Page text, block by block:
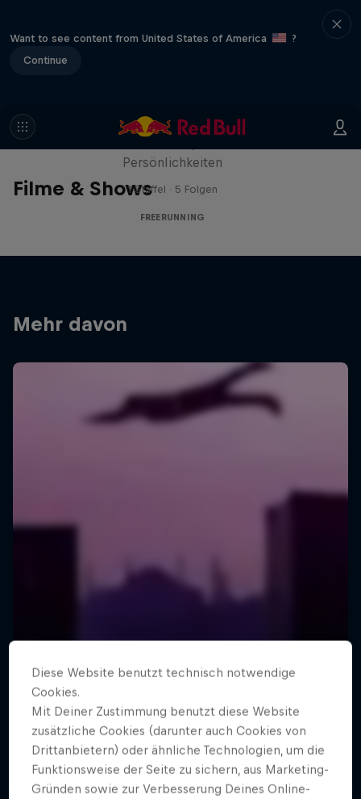
Want to see content from United States of America
?
Continue
Filme & Shows
Close Up
Persönlichkeiten
1 Staffel · 5 Folgen
FREERUNNING
Mehr davon
Freerunning Around the World
Entdecke ikonische Orte
2 Staffel · 6 Folgen
Close Up
Interviews mit inspirierenden Persönlichkeiten
Diese Website benutzt technisch notwendige
Cookies.
Mit Deiner Zustimmung benutzt diese Website
zusätzliche Cookies (darunter auch Cookies von
Drittanbietern) oder ähnliche Technologien, um die
Funktionsweise der Seite zu sichern, aus Marketing-
Gründen sowie zur Verbesserung Deines Online-